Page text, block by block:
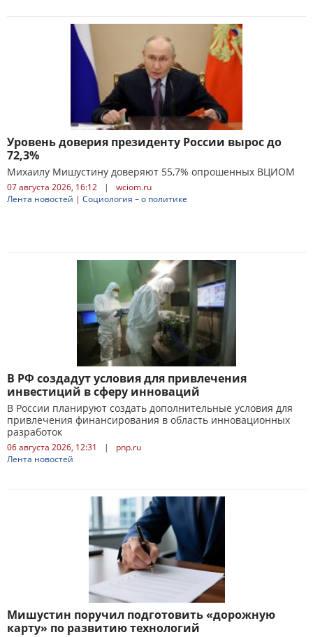
Уровень доверия президенту России вырос до
72,3%
Михаилу Мишустину доверяют 55,7% опрошенных ВЦИОМ
07 августа 2026, 16:12 |
wciom.ru
Лента новостей | Социология – о политике
В РФ создадут условия для привлечения
инвестиций в сферу инноваций
В России планируют создать дополнительные условия для
привлечения финансирования в область инновационных
разработок
06 августа 2026, 12:31 |
pnp.ru
Лента новостей
Мишустин поручил подготовить «дорожную
карту» по развитию технологий